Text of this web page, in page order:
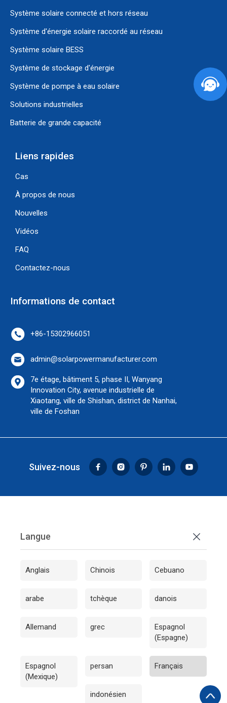
Système solaire connecté et hors réseau
Système d'énergie solaire raccordé au réseau
Système solaire BESS
Système de stockage d'énergie
Système de pompe à eau solaire
Solutions industrielles
Batterie de grande capacité
Liens rapides
Cas
À propos de nous
Nouvelles
Vidéos
FAQ
Contactez-nous
Informations de contact
+86-15302966051
admin@solarpowermanufacturer.com
7e étage, bâtiment 5, phase II, Wanyang
Innovation City, avenue industrielle de
Xiaotang, ville de Shishan, district de Nanhai,
ville de Foshan
Suivez-nous
Langue
Anglais Chinois Cebuano
arabe tchèque danois
Allemand grec
Espagnol
(Espagne)
Espagnol
(Mexique)
persan Français
indonésien
Spanish (Spain)
Persian
Tagalog
Vietnamese